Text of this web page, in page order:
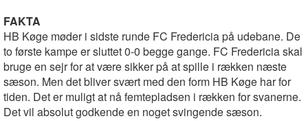
FAKTA
HB Køge møder i sidste runde FC Fredericia på udebane. De
to første kampe er sluttet 0-0 begge gange. FC Fredericia skal
bruge en sejr for at være sikker på at spille i rækken næste
sæson. Men det bliver svært med den form HB Køge har for
tiden. Det er muligt at nå femtepladsen i rækken for svanerne.
Det vil absolut godkende en noget svingende sæson.